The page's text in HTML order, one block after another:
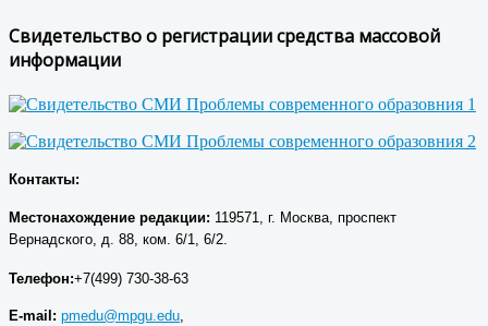
Свидетельство о регистрации средства массовой
информации
Контакты:
Местонахождение редакции: 119571, г. Москва, проспект
Вернадского, д. 88, ком. 6/1, 6/2.
Телефон:+7(499) 730-38-63
E-mail: pmedu@mpgu.edu